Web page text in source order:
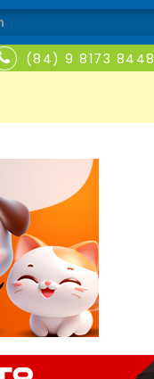
(84) 9 8173 8448